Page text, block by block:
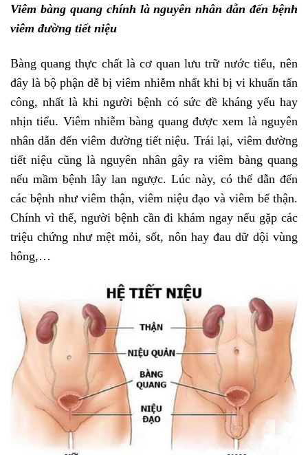
Viêm bàng quang chính là nguyên nhân dẫn đến bệnh
viêm đường tiết niệu
Bàng quang thực chất là cơ quan lưu trữ nước tiểu, nên
đây là bộ phận dễ bị viêm nhiễm nhất khi bị vi khuẩn tấn
công, nhất là khi người bệnh có sức đề kháng yếu hay
nhịn tiểu. Viêm nhiễm bàng quang được xem là nguyên
nhân dẫn đến viêm đường tiết niệu. Trái lại, viêm đường
tiết niệu cũng là nguyên nhân gây ra viêm bàng quang
nếu mầm bệnh lây lan ngược. Lúc này, có thể dẫn đến
các bệnh như viêm thận, viêm niệu đạo và viêm bể thận.
Chính vì thế, người bệnh cần đi khám ngay nếu gặp các
triệu chứng như mệt mỏi, sốt, nôn hay đau dữ dội vùng
hông,…